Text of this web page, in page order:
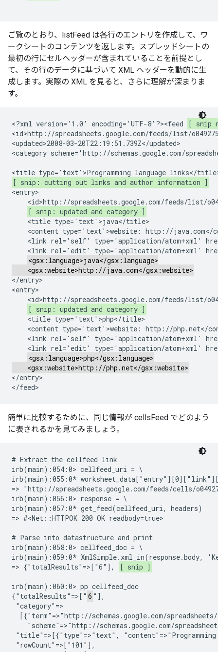
ご覧のとおり、listFeed は各行のエントリを作成して、ワ
ークシートのコンテンツを返します。スプレッドシートの
最初の行にセルヘッダーが含まれていることを前提とし
て、その行のデータに基づいて XML ヘッダーを動的に生
成します。実際の XML を見ると、さらに理解が深まりま
す。
<?xml version='1.0' encoding='UTF-8'?><feed
[ snip
<id>http://spreadsheets.google.com/feeds/list/
<updated>2008-03-20T22:19:51.739Z</updated>
<category scheme='http://schemas.google.com/
[ snip: cutting out links and author information ]
<entry>
<id>http://spreadsheets.google.com/feeds/list/
[ snip: updated and category ]
    <title type='text'>java</title>
<content type='text'>website: http://java.com</
<link rel='self' type='application/atom+xml'
<link rel='edit' type='application/atom+xml'
<gsx:language>java</gsx:language>
    <gsx:website>http://java.com</gsx:website>
</entry>
<entry>
<id>http://spreadsheets.google.com/feeds/list/
[ snip: updated and category ]
    <title type='text'>php</title>
<content type='text'>website: http://php.net</
<link rel='self' type='application/atom+xml'
<link rel='edit' type='application/atom+xml'
<gsx:language>php</gsx:language>
    <gsx:website>http://php.net</gsx:website>
</entry>
簡単に比較するために、同じ情報が cellsFeed でどのよう
に表されるかを見てみましょう。
# Extract the cellfeed link
irb(main):054:0> cellfeed_uri = \
irb(main):055:0*
=> "http://spreadsheets.google.com/feeds/cells/
irb(main):056:0> response = \
irb(main):057:0* get_feed(cellfeed_uri, headers)
=> #<Net::HTTPOK 200 OK readbody=true>
# Parse into datastructure and print
irb(main):058:0> cellfeed_doc = \
irb(main):059:0* XmlSimple.xml_in(response.body,
=> {"totalResults"=>["6"],
[ snip ]
irb(main):060:0> pp cellfeed_doc
{"totalResults"=>[" 6 "],
"category"=>
[{"term"=>"http://schemas.google.com/
"scheme"=>"http://schemas.google.com/
"title"=>[{"type"=>"text",
"rowCount"=>["101"],